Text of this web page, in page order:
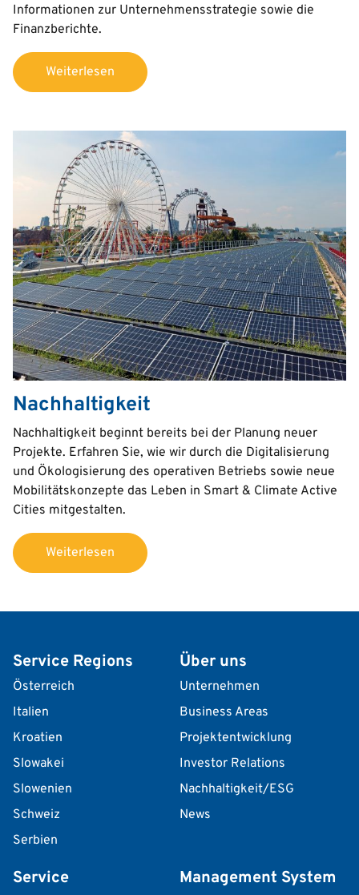
Informationen zur Unternehmensstrategie sowie die
Finanzberichte.
Weiterlesen
Nachhaltigkeit
Text
Nachhaltigkeit beginnt bereits bei der Planung neuer
Projekte. Erfahren Sie, wie wir durch die Digitalisierung
und Ökologisierung des operativen Betriebs sowie neue
Mobilitätskonzepte das Leben in Smart & Climate Active
Cities mitgestalten.
Weiterlesen
Service Regions
Österreich
Italien
Kroatien
Slowakei
Slowenien
Schweiz
Serbien
Über uns
Unternehmen
Business Areas
Projektentwicklung
Investor Relations
Nachhaltigkeit/ESG
News
Service Management System